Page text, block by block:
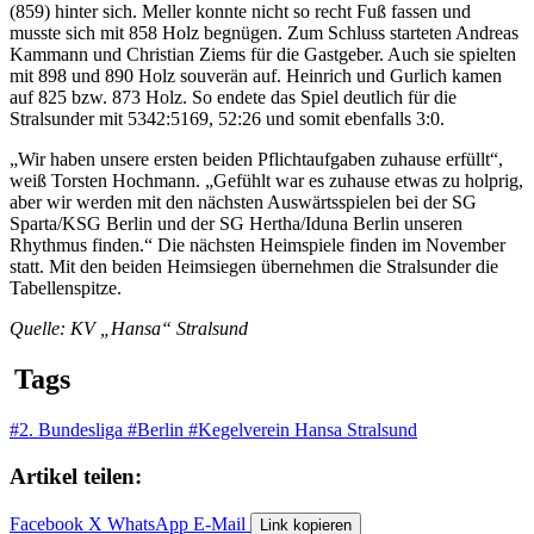
(859) hinter sich. Meller konnte nicht so recht Fuß fassen und
musste sich mit 858 Holz begnügen. Zum Schluss starteten Andreas
Kammann und Christian Ziems für die Gastgeber. Auch sie spielten
mit 898 und 890 Holz souverän auf. Heinrich und Gurlich kamen
auf 825 bzw. 873 Holz. So endete das Spiel deutlich für die
Stralsunder mit 5342:5169, 52:26 und somit ebenfalls 3:0.
„Wir haben unsere ersten beiden Pflichtaufgaben zuhause erfüllt“,
weiß Torsten Hochmann. „Gefühlt war es zuhause etwas zu holprig,
aber wir werden mit den nächsten Auswärtsspielen bei der SG
Sparta/KSG Berlin und der SG Hertha/Iduna Berlin unseren
Rhythmus finden.“ Die nächsten Heimspiele finden im November
statt. Mit den beiden Heimsiegen übernehmen die Stralsunder die
Tabellenspitze.
Quelle: KV „Hansa“ Stralsund
Tags
#2. Bundesliga #Berlin #Kegelverein Hansa Stralsund
Artikel teilen:
Facebook X WhatsApp E-Mail Link kopieren